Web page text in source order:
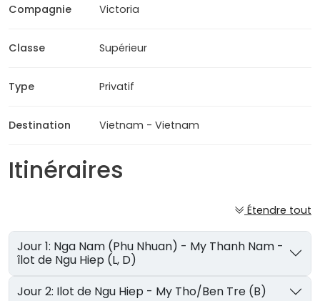
Compagnie Victoria
Classe Supérieur
Type Privatif
Destination Vietnam - Vietnam
Itinéraires
Étendre tout
Jour 1: Nga Nam (Phu Nhuan) - My Thanh Nam -
îlot de Ngu Hiep (L, D)
Jour 2: Ilot de Ngu Hiep - My Tho/Ben Tre (B)